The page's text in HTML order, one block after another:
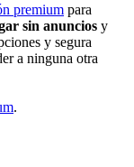
premium para
sin anuncios y
y segura
a ninguna otra
.